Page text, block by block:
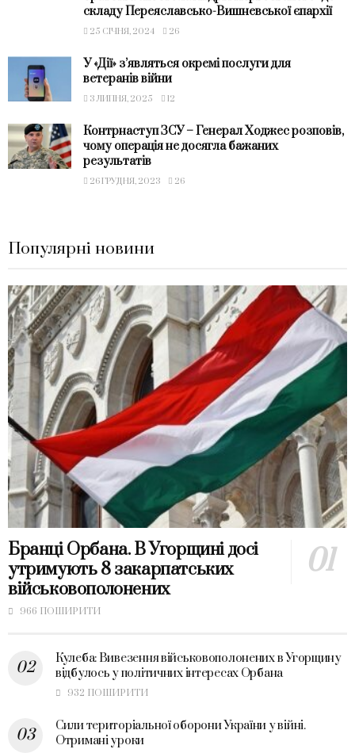
складу Переяславсько-Вишневської єпархії
25 СІЧНЯ, 2024 26
У «Дії» з’являться окремі послуги для
ветеранів війни
3 ЛИПНЯ, 2025 12
Контрнаступ ЗСУ – Генерал Ходжес розповів,
чому операція не досягла бажаних
результатів
26 ГРУДНЯ, 2023 26
Популярні новини
Бранці Орбана. В Угорщині досі
утримують 8 закарпатських
військовополонених
966 ПОШИРИТИ
Кулеба: Вивезення військовополонених в Угорщину
відбулось у політичних інтересах Орбана
932 ПОШИРИТИ
Сили територіальної оборони України у війні.
Отримані уроки